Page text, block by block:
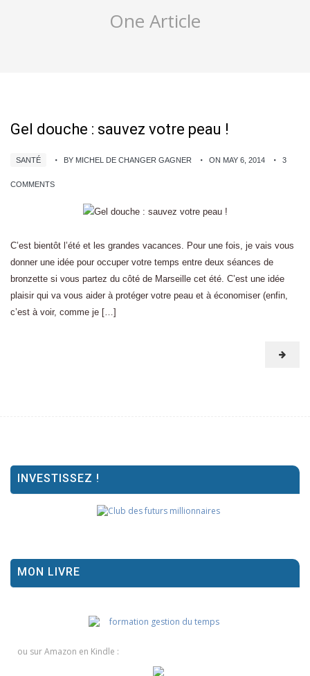
One Article
Gel douche : sauvez votre peau !
SANTÉ BY MICHEL DE CHANGER GAGNER ON MAY 6, 2014 3
COMMENTS
C’est bientôt l’été et les grandes vacances. Pour une fois, je vais vous
donner une idée pour occuper votre temps entre deux séances de
bronzette si vous partez du côté de Marseille cet été. C’est une idée
plaisir qui va vous aider à protéger votre peau et à économiser (enfin,
c’est à voir, comme je […]
INVESTISSEZ !
MON LIVRE
ou sur Amazon en Kindle :